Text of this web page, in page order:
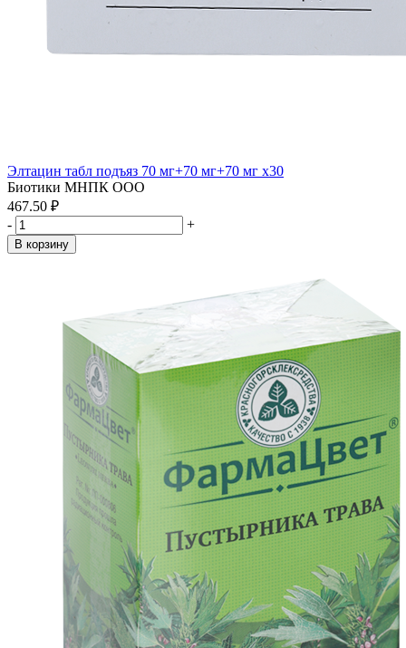
Элтацин табл подъяз 70 мг+70 мг+70 мг x30
Биотики МНПК ООО
467.50 ₽
-
+
В корзину